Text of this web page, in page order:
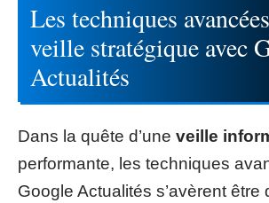
Les techniques
veille stratégique avec
Actualités
Dans la quête d’une veille
performante, les techniques
Google Actualités s’avèrent être